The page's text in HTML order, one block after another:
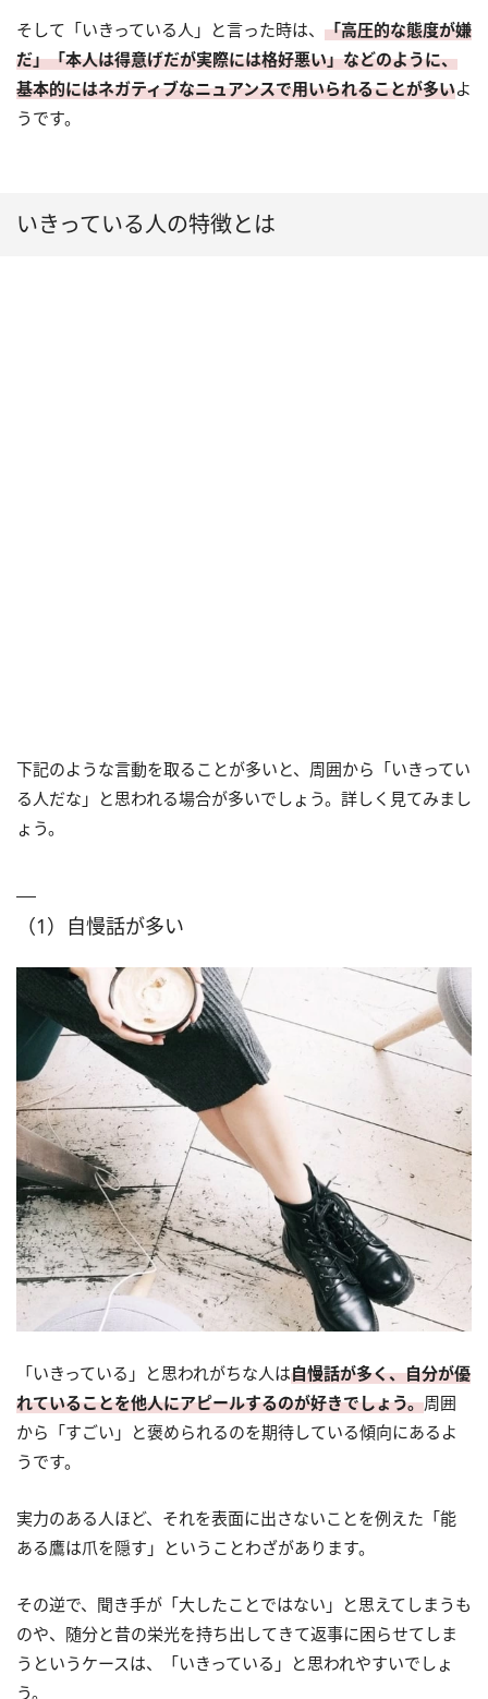
そして「いきっている人」と言った時は、 「高圧的な態度が嫌
だ」「本人は得意げだが実際には格好悪い」などのように、
基本的にはネガティブなニュアンスで用いられることが多いよ
うです。
いきっている人の特徴とは
下記のような言動を取ることが多いと、周囲から「いきってい
る人だな」と思われる場合が多いでしょう。詳しく見てみまし
ょう。
（1）自慢話が多い
「いきっている」と思われがちな人は自慢話が多く、自分が優
れていることを他人にアピールするのが好きでしょう。周囲
から「すごい」と褒められるのを期待している傾向にあるよ
うです。
実力のある人ほど、それを表面に出さないことを例えた「能
ある鷹は爪を隠す」ということわざがあります。
その逆で、聞き手が「大したことではない」と思えてしまうも
のや、随分と昔の栄光を持ち出してきて返事に困らせてしま
うというケースは、「いきっている」と思われやすいでしょ
う。